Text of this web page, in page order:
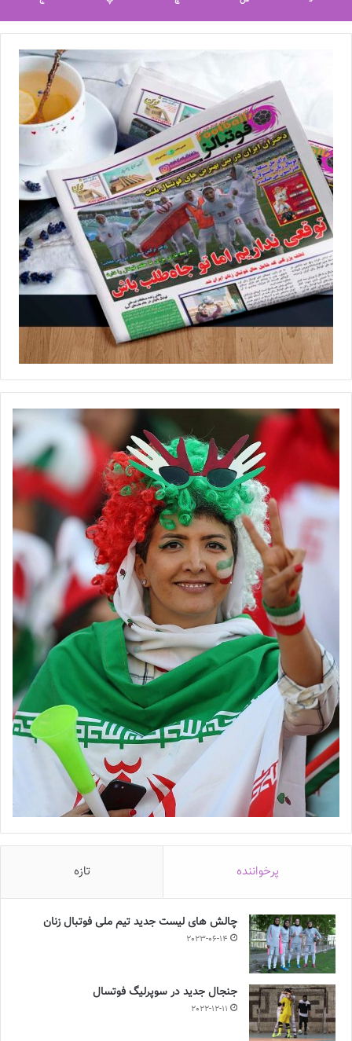
پرخواننده تازه
چالش هاى ليست جدید تيم ملى فوتبال زنان
2023-06-14
جنجال جدید در سوپرلیگ فوتسال
2022-12-11